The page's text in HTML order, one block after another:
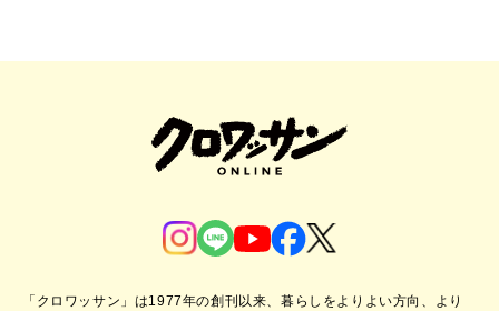
「クロワッサン」は1977年の創刊以来、暮らしをよりよい方向、より